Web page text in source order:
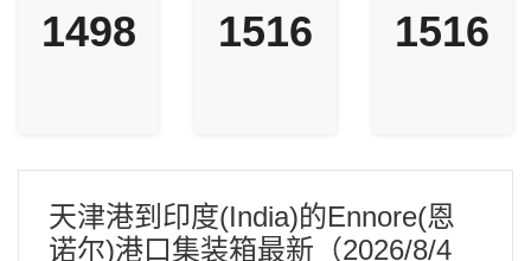
1498 1516 1516
天津港到印度(India)的Ennore(恩
诺尔)港口集装箱最新（2026/8/4